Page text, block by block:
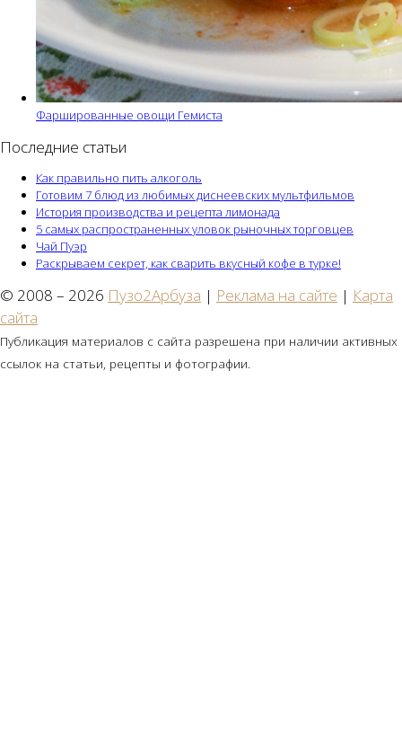
Фаршированные овощи Гемиста
Последние статьи
Как правильно пить алкоголь
Готовим 7 блюд из любимых диснеевских мультфильмов
История производства и рецепта лимонада
5 самых распространенных уловок рыночных торговцев
Чай Пуэр
Раскрываем секрет, как сварить вкусный кофе в турке!
© 2008 – 2026 Пузо2Арбуза | Реклама на сайте | Карта
сайта
Публикация материалов с сайта разрешена при наличии активных
ссылок на статьи, рецепты и фотографии.